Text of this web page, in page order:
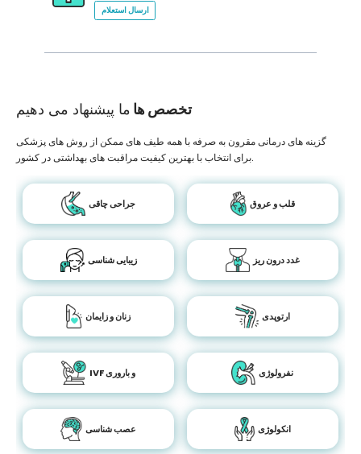
ارسال استعلام
تخصص ها ما پیشنهاد می دهیم
گزینه های درمانی مقرون به صرفه با همه طیف های ممکن از روش های پزشکی
برای انتخاب با بهترین کیفیت مراقبت های بهداشتی در کشور.
جراحی چاقی قلب و عروق
زیبایی شناسی غدد درون ریز
زنان و زایمان ارتوپدی
IVF و باروری نفرولوژی
عصب شناسی انکولوژی